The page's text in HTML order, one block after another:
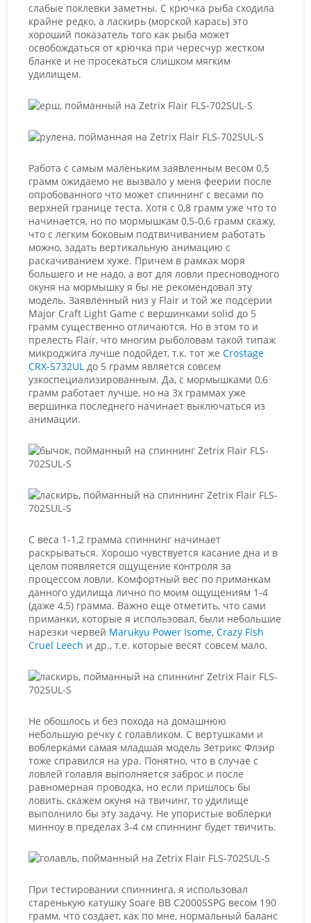
слабые поклевки заметны. С крючка рыба сходила
крайне редко, а ласкирь (морской карась) это
хороший показатель того как рыба может
освобождаться от крючка при чересчур жестком
бланке и не просекаться слишком мягким
удилищем.
Работа с самым маленьким заявленным весом 0,5
грамм ожидаемо не вызвало у меня феерии после
опробованного что может спиннинг с весами по
верхней границе теста. Хотя с 0,8 грамм уже что то
начинается, но по мормышкам 0,5-0,6 грамм скажу,
что с легким боковым подтвичиванием работать
можно, задать вертикальную анимацию с
раскачиванием хуже. Причем в рамках моря
большего и не надо, а вот для ловли пресноводного
окуня на мормышку я бы не рекомендовал эту
модель. Заявленный низ у Flair и той же подсерии
Major Craft Light Game с вершинками solid до 5
грамм существенно отличаются. Но в этом то и
прелесть Flair, что многим рыболовам такой типаж
микроджига лучше подойдет, т.к. тот же Crostage
CRX-S732UL до 5 грамм является совсем
узкоспециализированным. Да, с мормышками 0,6
грамм работает лучше, но на 3х граммах уже
вершинка последнего начинает выключаться из
анимации.
С веса 1-1,2 грамма спиннинг начинает
раскрываться. Хорошо чувствуется касание дна и в
целом появляется ощущение контроля за
процессом ловли. Комфортный вес по приманкам
данного удилища лично по моим ощущениям 1-4
(даже 4,5) грамма. Важно еще отметить, что сами
приманки, которые я использовал, были небольшие
нарезки червей Marukyu Power Isome, Crazy Fish
Cruel Leech и др., т.е. которые весят совсем мало.
Не обошлось и без похода на домашнюю
небольшую речку с голавликом. С вертушками и
воблерками самая младшая модель Зетрикс Флэир
тоже справился на ура. Понятно, что в случае с
ловлей голавля выполняется заброс и после
равномерная проводка, но если пришлось бы
ловить, скажем окуня на твичинг, то удилище
выполнило бы эту задачу. Не упористые воблерки
минноу в пределах 3-4 см спиннинг будет твичить.
При тестировании спиннинга, я использовал
старенькую катушку Soare BB C2000SSPG весом 190
грамм, что создает, как по мне, нормальный баланс